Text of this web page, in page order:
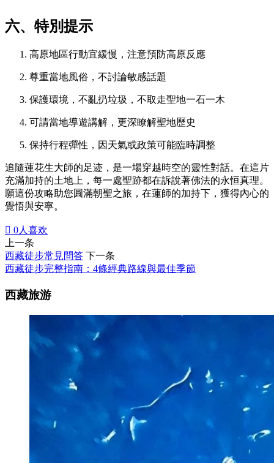
六、特別提示
高原地區行動宜緩慢，注意預防高原反應
尊重當地風俗，不討論敏感話題
保護環境，不亂扔垃圾，不取走聖地一石一木
可請當地導遊講解，更深瞭解聖地歷史
保持行程彈性，因天氣或政策可能臨時調整
追隨蓮花生大師的足迹，是一場穿越時空的靈性對話。在這片
充滿加持的土地上，每一處聖跡都在訴說著佛法的永恒真理。
願這份攻略助您圓滿朝聖之旅，在蓮師的加持下，獲得內心的
覺悟與安寧。
 0人喜欢
上一条
西藏徒步常見問答 下一条
西藏徒步完整指南：4條經典路線與最佳季節
西藏旅游